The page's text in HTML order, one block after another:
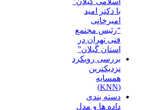
با دکتر امید
امیرخانی
“رئیس مجتمع
فنی تهران در
استان گیلان”
بررسی رویکرد
نزدیکترین
همسایه
(KNN)
دسته‌ بندی
داده‌ ها و مدل‌